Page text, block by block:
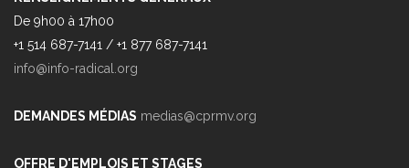
De 9h00 à 17h00
+1 514 687-7141 / +1 877 687-7141
info@info-radical.org
DEMANDES MÉDIAS medias@cprmv.org
OFFRE D'EMPLOIS ET STAGES